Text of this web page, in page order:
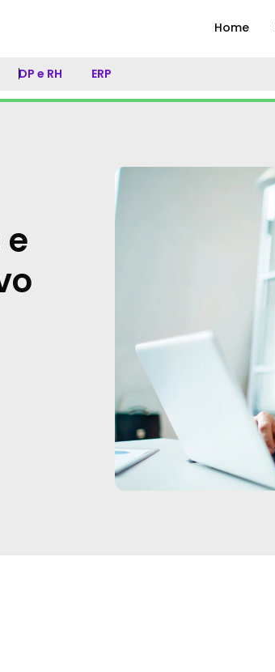
Home
DP e RH ERP